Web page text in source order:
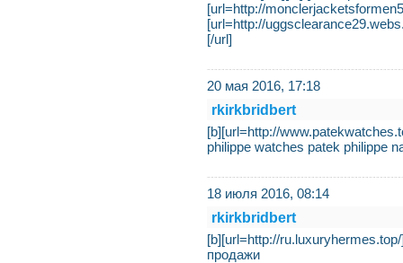
[url=http://
[url=http://
[/url]
20 мая 2016, 17:18
rkirkbridbert
[b][url=http://
philippe watches patek philippe
18 июля 2016, 08:14
rkirkbridbert
[b][url=http://
продажи